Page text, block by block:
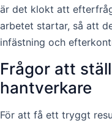
är det klokt att
arbetet startar, så att
infästning och
Frågor att
hantverkare
För att få ett tryggt